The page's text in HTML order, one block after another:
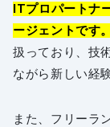
ITプロパートナ
ージェントです
扱っており、技
ながら新しい経
また、フリーラ